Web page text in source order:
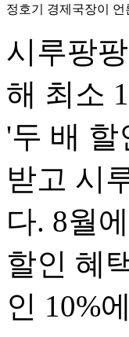
정호기 경제국장이
시루팡
해 최소
'두 배 할
받고 시
다. 8월
할인 혜
인 10%